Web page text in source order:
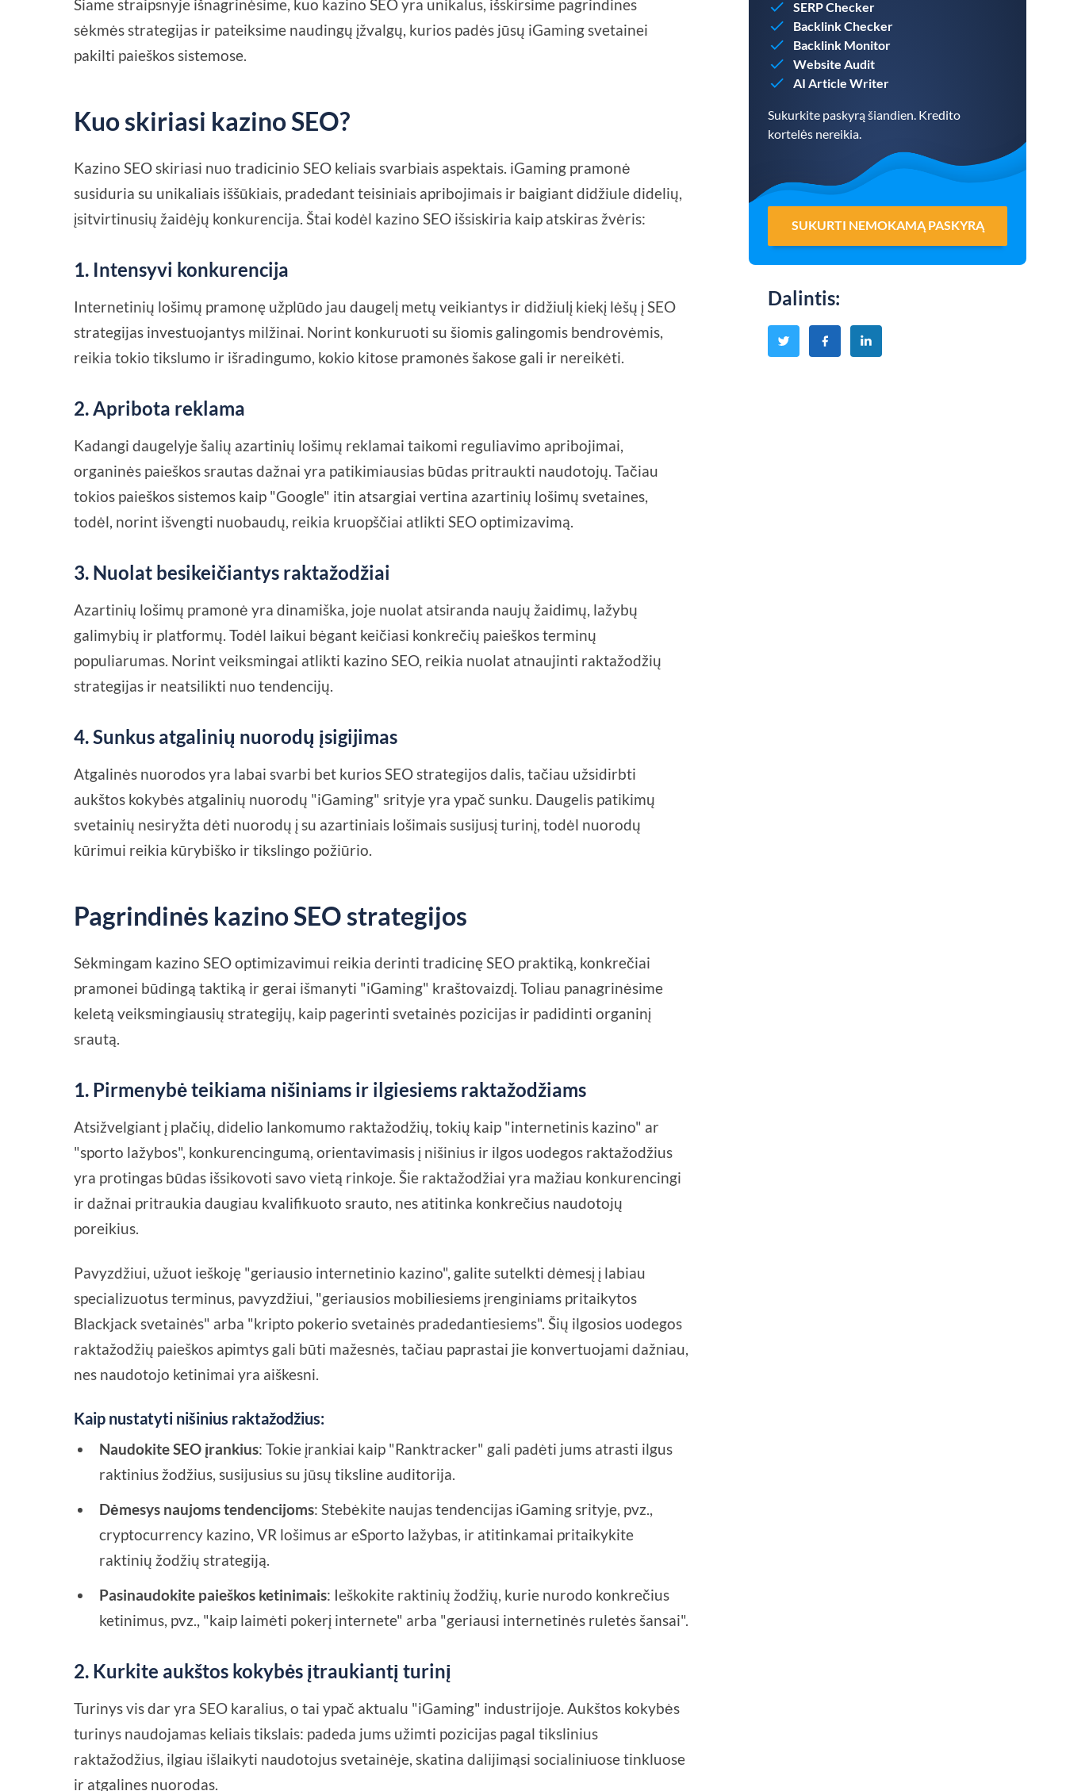
Šiame straipsnyje išnagrinėsime, kuo kazino SEO yra unikalus, išskirsime pagrindines
sėkmės strategijas ir pateiksime naudingų įžvalgų, kurios padės jūsų iGaming svetainei
pakilti paieškos sistemose.
Kuo skiriasi kazino SEO?
Kazino SEO skiriasi nuo tradicinio SEO keliais svarbiais aspektais. iGaming pramonė
susiduria su unikaliais iššūkiais, pradedant teisiniais apribojimais ir baigiant didžiule didelių,
įsitvirtinusių žaidėjų konkurencija. Štai kodėl kazino SEO išsiskiria kaip atskiras žvėris:
1. Intensyvi konkurencija
Internetinių lošimų pramonę užplūdo jau daugelį metų veikiantys ir didžiulį kiekį lėšų į SEO
strategijas investuojantys milžinai. Norint konkuruoti su šiomis galingomis bendrovėmis,
reikia tokio tikslumo ir išradingumo, kokio kitose pramonės šakose gali ir nereikėti.
2. Apribota reklama
Kadangi daugelyje šalių azartinių lošimų reklamai taikomi reguliavimo apribojimai,
organinės paieškos srautas dažnai yra patikimiausias būdas pritraukti naudotojų. Tačiau
tokios paieškos sistemos kaip "Google" itin atsargiai vertina azartinių lošimų svetaines,
todėl, norint išvengti nuobaudų, reikia kruopščiai atlikti SEO optimizavimą.
3. Nuolat besikeičiantys raktažodžiai
Azartinių lošimų pramonė yra dinamiška, joje nuolat atsiranda naujų žaidimų, lažybų
galimybių ir platformų. Todėl laikui bėgant keičiasi konkrečių paieškos terminų
populiarumas. Norint veiksmingai atlikti kazino SEO, reikia nuolat atnaujinti raktažodžių
strategijas ir neatsilikti nuo tendencijų.
4.Sunkus atgalinių nuorodų įsigijimas
Atgalinės nuorodos yra labai svarbi bet kurios SEO strategijos dalis, tačiau užsidirbti
aukštos kokybės atgalinių nuorodų "iGaming" srityje yra ypač sunku. Daugelis patikimų
svetainių nesiryžta dėti nuorodų į su azartiniais lošimais susijusį turinį, todėl nuorodų
kūrimui reikia kūrybiško ir tikslingo požiūrio.
Pagrindinės kazino SEO strategijos
Sėkmingam kazino SEO optimizavimui reikia derinti tradicinę SEO praktiką, konkrečiai
pramonei būdingą taktiką ir gerai išmanyti "iGaming" kraštovaizdį. Toliau panagrinėsime
keletą veiksmingiausių strategijų, kaip pagerinti svetainės pozicijas ir padidinti organinį
srautą.
1. Pirmenybė teikiama nišiniams ir ilgiesiems raktažodžiams
Atsižvelgiant į plačių, didelio lankomumo raktažodžių, tokių kaip "internetinis kazino" ar
"sporto lažybos", konkurencingumą, orientavimasis į nišinius ir ilgos uodegos raktažodžius
yra protingas būdas išsikovoti savo vietą rinkoje. Šie raktažodžiai yra mažiau konkurencingi
ir dažnai pritraukia daugiau kvalifikuoto srauto, nes atitinka konkrečius naudotojų
poreikius.
Pavyzdžiui, užuot ieškoję "geriausio internetinio kazino", galite sutelkti dėmesį į labiau
specializuotus terminus, pavyzdžiui, "geriausios mobiliesiems įrenginiams pritaikytos
Blackjack svetainės" arba "kripto pokerio svetainės pradedantiesiems". Šių ilgosios uodegos
raktažodžių paieškos apimtys gali būti mažesnės, tačiau paprastai jie konvertuojami dažniau,
nes naudotojo ketinimai yra aiškesni.
Kaip nustatyti nišinius raktažodžius:
Naudokite SEO įrankius: Tokie įrankiai kaip "Ranktracker" gali padėti jums atrasti ilgus
raktinius žodžius, susijusius su jūsų tiksline auditorija.
Dėmesys naujoms tendencijoms: Stebėkite naujas tendencijas iGaming srityje, pvz.,
cryptocurrency kazino, VR lošimus ar eSporto lažybas, ir atitinkamai pritaikykite
raktinių žodžių strategiją.
Pasinaudokite paieškos ketinimais: Ieškokite raktinių žodžių, kurie nurodo konkrečius
ketinimus, pvz., "kaip laimėti pokerį internete" arba "geriausi internetinės ruletės šansai".
2. Kurkite aukštos kokybės įtraukiantį turinį
Turinys vis dar yra SEO karalius, o tai ypač aktualu "iGaming" industrijoje. Aukštos kokybės
turinys naudojamas keliais tikslais: padeda jums užimti pozicijas pagal tikslinius
raktažodžius, ilgiau išlaikyti naudotojus svetainėje, skatina dalijimąsi socialiniuose tinkluose
ir atgalines nuorodas.
SERP Checker
Backlink Checker
Backlink Monitor
Website Audit
AI Article Writer
Sukurkite paskyrą šiandien. Kredito
kortelės nereikia.
SUKURTI NEMOKAMĄ PASKYRĄ
Dalintis: